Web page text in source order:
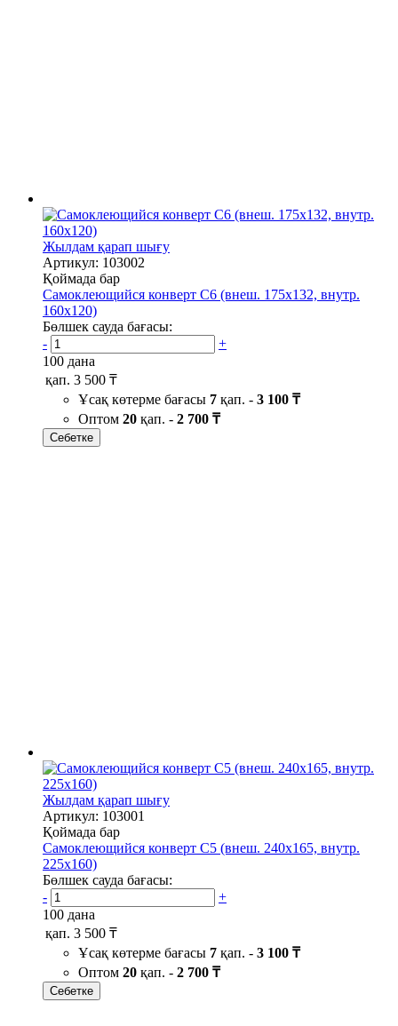
Жылдам қарап шығу
Артикул: 103002
Қоймада бар
Самоклеющийся конверт С6 (внеш. 175х132, внутр.
160х120)
Бөлшек сауда бағасы:
-
+
100 дана
қап. 3 500 ₸
Ұсақ көтерме бағасы 7 қап. - 3 100 ₸
Оптом 20 қап. - 2 700 ₸
Себетке
Жылдам қарап шығу
Артикул: 103001
Қоймада бар
Самоклеющийся конверт С5 (внеш. 240х165, внутр.
225х160)
Бөлшек сауда бағасы:
-
+
100 дана
қап. 3 500 ₸
Ұсақ көтерме бағасы 7 қап. - 3 100 ₸
Оптом 20 қап. - 2 700 ₸
Себетке